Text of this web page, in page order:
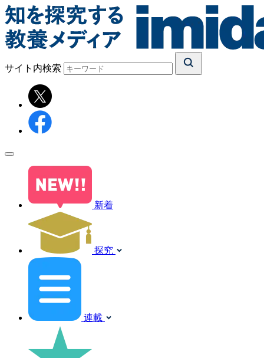
サイト内検索
新着
探究
連載